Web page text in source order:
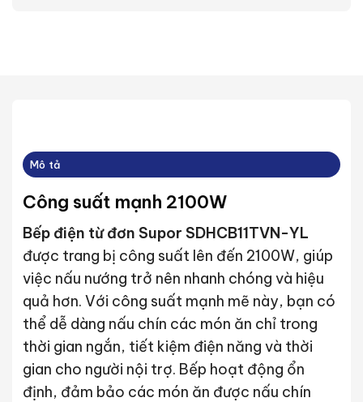
Mô tả
Công suất mạnh 2100W
Bếp điện từ đơn Supor SDHCB11TVN-YL
được trang bị công suất lên đến 2100W, giúp
việc nấu nướng trở nên nhanh chóng và hiệu
quả hơn. Với công suất mạnh mẽ này, bạn có
thể dễ dàng nấu chín các món ăn chỉ trong
thời gian ngắn, tiết kiệm điện năng và thời
gian cho người nội trợ. Bếp hoạt động ổn
định, đảm bảo các món ăn được nấu chín